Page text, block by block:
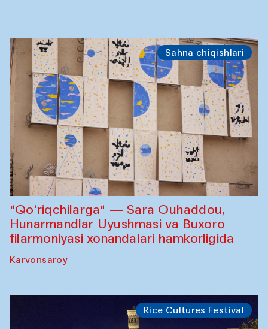
Sahna chiqishlari
"Qo‘riqchilarga" — Sara Ouhaddou,
Hunarmandlar Uyushmasi va Buxoro
filarmoniyasi xonandalari hamkorligida
Karvonsaroy
Rice Cultures Festival